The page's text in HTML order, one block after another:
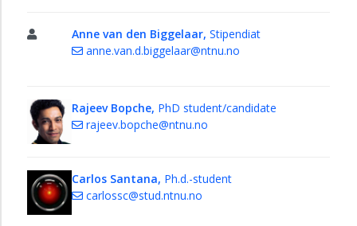
Anne van den Biggelaar, Stipendiat
anne.van.d.biggelaar@ntnu.no
Rajeev Bopche, PhD student/candidate
rajeev.bopche@ntnu.no
Carlos Santana, Ph.d.-student
carlossc@stud.ntnu.no